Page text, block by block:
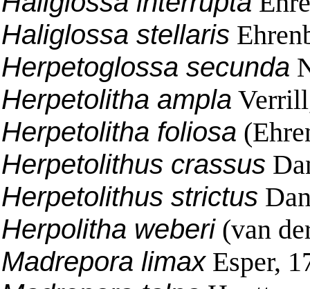
Haliglossa stellaris
Herpetoglossa secunda
Herpetolitha ampla
Herpetolitha foliosa
Herpetolithus crassus
Herpetolithus strictus
Herpolitha weberi(van
Madrepora limaxEsper,